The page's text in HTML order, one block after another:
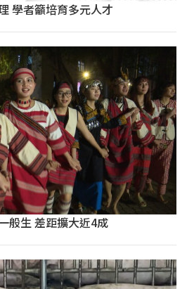
學者籲培育多元人才
般生 差距擴大近4成